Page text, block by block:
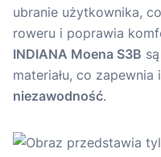
ubranie użytkownika,
roweru i poprawia
INDIANA Moena S3B
materiału, co zapewnia
niezawodność.